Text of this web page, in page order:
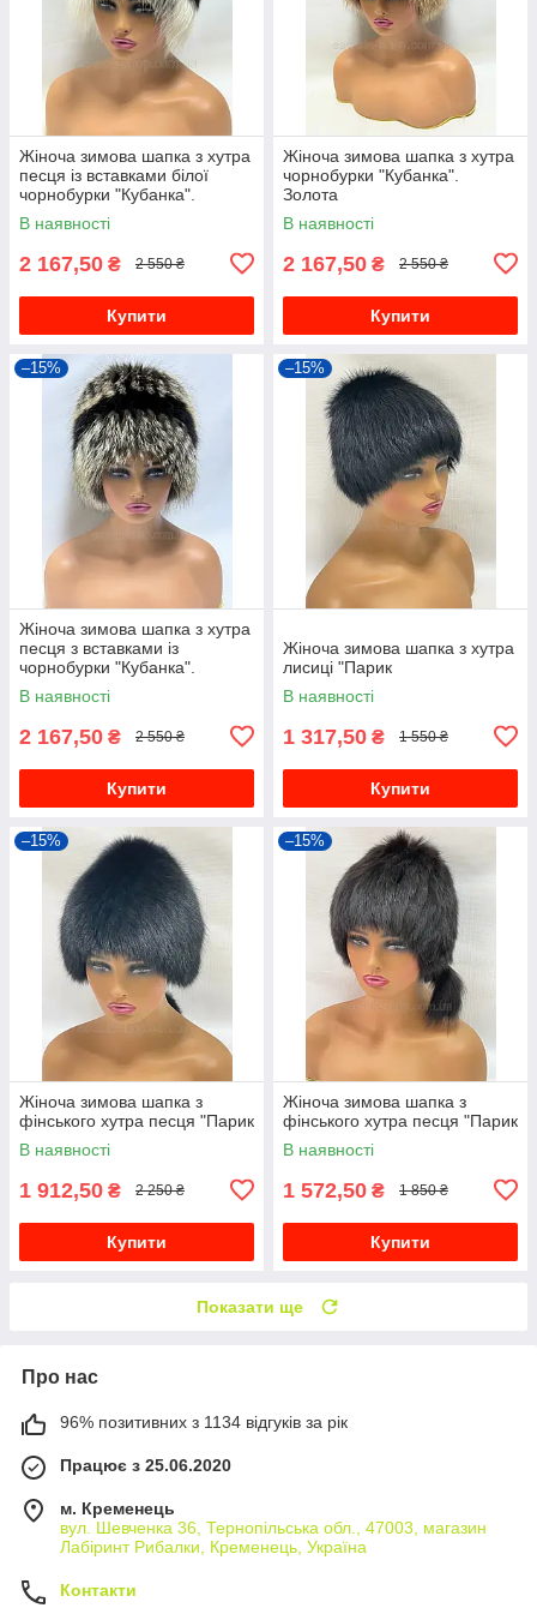
Жіноча зимова шапка з хутра
песця із вставками білої
чорнобурки "Кубанка".
В наявності
2 167,50 ₴ 2 550 ₴
Купити
Жіноча зимова шапка з хутра
чорнобурки "Кубанка".
Золота
В наявності
2 167,50 ₴ 2 550 ₴
Купити
–15%
Жіноча зимова шапка з хутра
песця з вставками із
чорнобурки "Кубанка".
В наявності
2 167,50 ₴ 2 550 ₴
Купити
–15%
Жіноча зимова шапка з хутра
лисиці "Парик
В наявності
1 317,50 ₴ 1 550 ₴
Купити
–15%
Жіноча зимова шапка з
фінського хутра песця "Парик
В наявності
1 912,50 ₴ 2 250 ₴
Купити
–15%
Жіноча зимова шапка з
фінського хутра песця "Парик
В наявності
1 572,50 ₴ 1 850 ₴
Купити
Показати ще
Про нас
96% позитивних з 1134 відгуків за рік
Працює з 25.06.2020
м. Кременець
вул. Шевченка 36, Тернопільська обл., 47003, магазин
Лабіринт Рибалки, Кременець, Україна
Контакти